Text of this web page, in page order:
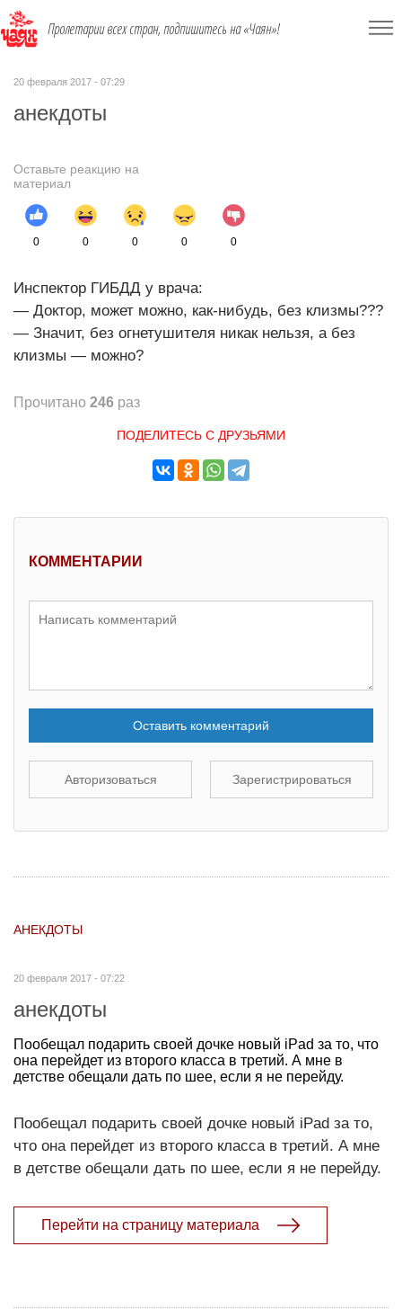
Пролетарии всех стран, подпишитесь на «Чаян»!
20 февраля 2017 - 07:29
анекдоты
Оставьте реакцию на
материал
0 0 0 0 0
Инспектор ГИБДД у врача:
— Доктор, может можно, как-нибудь, без клизмы???
— Значит, без огнетушителя никак нельзя, а без
клизмы — можно?
Прочитано 246 раз
ПОДЕЛИТЕСЬ С ДРУЗЬЯМИ
КОММЕНТАРИИ
Оставить комментарий
Авторизоваться Зарегистрироваться
АНЕКДОТЫ
20 февраля 2017 - 07:22
анекдоты
Пообещал подарить своей дочке новый iPad за то, что
она перейдет из второго класса в третий. А мне в
детстве обещали дать по шее, если я не перейду.
Пообещал подарить своей дочке новый iPad за то,
что она перейдет из второго класса в третий. А мне
в детстве обещали дать по шее, если я не перейду.
Перейти на страницу материала